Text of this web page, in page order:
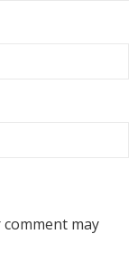
may